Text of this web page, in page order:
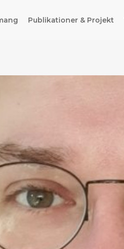
Publikationer & Projekt